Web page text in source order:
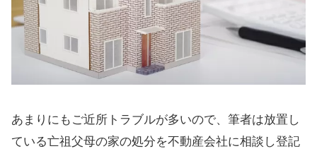
あまりにもご近所トラブルが多いので、筆者は放置し
ている亡祖父母の家の処分を不動産会社に相談し登記